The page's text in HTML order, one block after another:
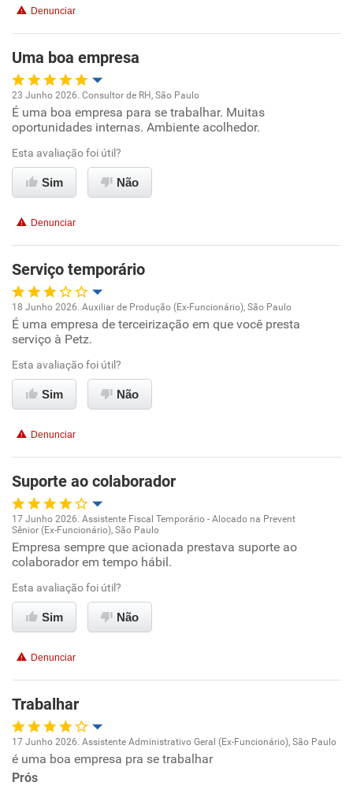
Benefícios
Recomenda esta empresa
Recomenda a diretoria
Denunciar
Uma boa empresa
Oportunidade de promoção
Ambiente de trabalho
Conciliação com a vida familiar
Recomenda esta empresa
Recomenda a diretoria
23 Junho 2026. Consultor de RH, São Paulo
É uma boa empresa para se trabalhar. Muitas
oportunidades internas. Ambiente acolhedor.
Esta avaliação foi útil?
Sim Não
Denunciar
Serviço temporário
Oportunidade de promoção
Ambiente de trabalho
Conciliação com a vida familiar
Recomenda esta empresa
18 Junho 2026. Auxiliar de Produção (Ex-Funcionário), São Paulo
É uma empresa de terceirização em que você presta
serviço à Petz.
Esta avaliação foi útil?
Sim Não
Denunciar
Suporte ao colaborador
Oportunidade de promoção
Conciliação com a vida familiar
Benefícios
Recomenda esta empresa
17 Junho 2026. Assistente Fiscal Temporário - Alocado na Prevent
Sênior (Ex-Funcionário), São Paulo
Empresa sempre que acionada prestava suporte ao
colaborador em tempo hábil.
Esta avaliação foi útil?
Sim Não
Denunciar
Trabalhar
Oportunidade de promoção
17 Junho 2026. Assistente Administrativo Geral (Ex-Funcionário), São Paulo
é uma boa empresa pra se trabalhar
Prós